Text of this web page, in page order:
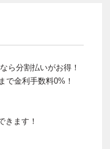
ら分割払いがお得！
で金利手数料0%！
きます！